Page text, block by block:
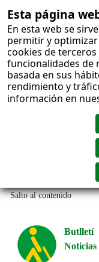
Esta página
En esta web se
permitir y optimizar
cookies de
funcionalidades de
basada en sus
rendimiento y
información en
Salto al contenido
Butlletí